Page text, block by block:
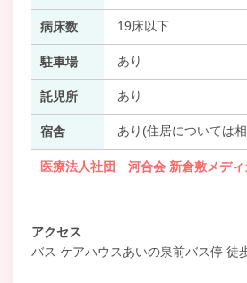
病床数 19床以下
駐車場 あり
託児所 あり
宿舎 あり(住居については
医療法人社団 河合会 新倉敷メディ
アクセス
バス ケアハウスあいの泉前バス停 徒